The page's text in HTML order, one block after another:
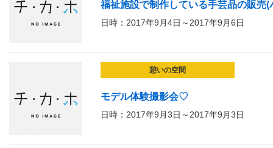
福祉施設で制作している手芸品の販売(
日時：2017年9月4日～2017年9月6日
憩いの空間
モデル体験撮影会♡
日時：2017年9月3日～2017年9月3日